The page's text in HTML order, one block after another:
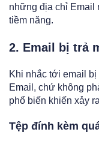
những địa chỉ Email
tiềm năng.
2. Email bị trả
Khi nhắc tới email
Email, chứ không
phổ biến khiến xảy
Tệp đính kèm